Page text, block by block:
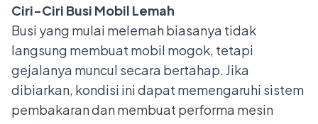
Ciri-Ciri Busi Mobil Lemah
Busi yang mulai melemah biasanya tidak
langsung membuat mobil mogok, tetapi
gejalanya muncul secara bertahap. Jika
dibiarkan, kondisi ini dapat memengaruhi sistem
pembakaran dan membuat performa mesin